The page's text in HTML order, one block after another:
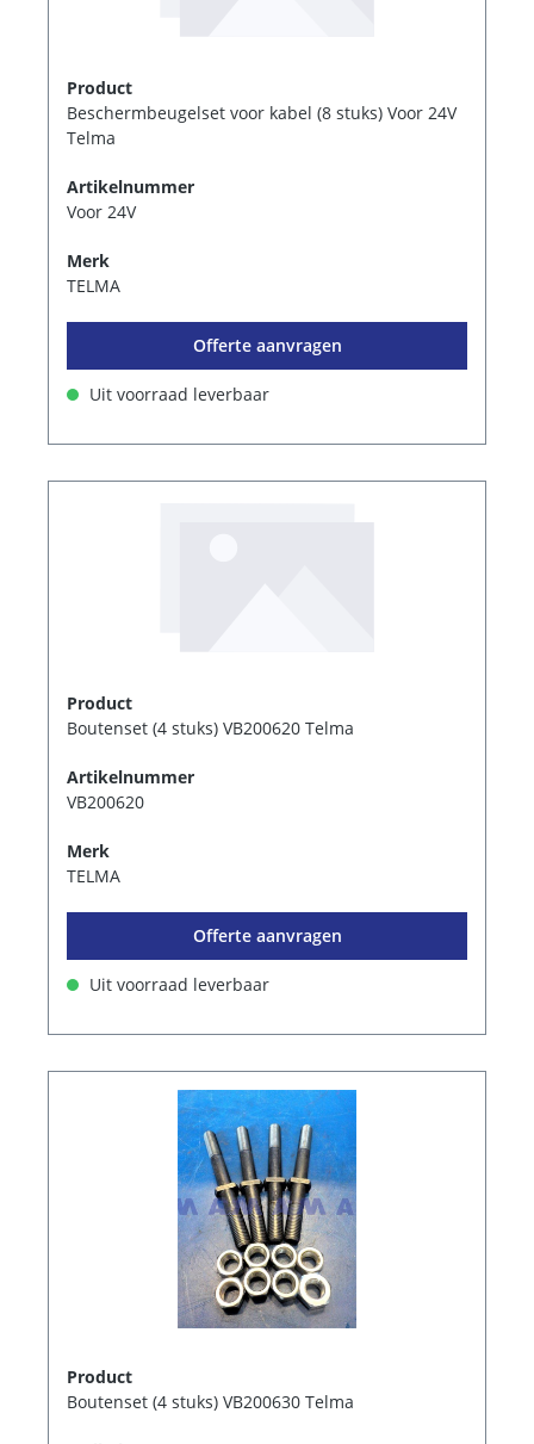
Product
Beschermbeugelset voor kabel (8 stuks) Voor 24V
Telma
Artikelnummer
Voor 24V
Merk
TELMA
Offerte aanvragen
Uit voorraad leverbaar
Product
Boutenset (4 stuks) VB200620 Telma
Artikelnummer
VB200620
Merk
TELMA
Offerte aanvragen
Uit voorraad leverbaar
Product
Boutenset (4 stuks) VB200630 Telma